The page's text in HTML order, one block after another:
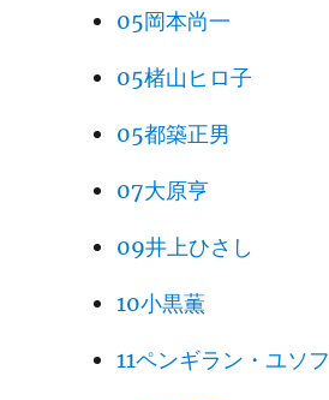
05岡本尚一
05楮山ヒロ子
05都築正男
07大原亨
09井上ひさし
10小黒薫
11ペンギラン・ユソフ